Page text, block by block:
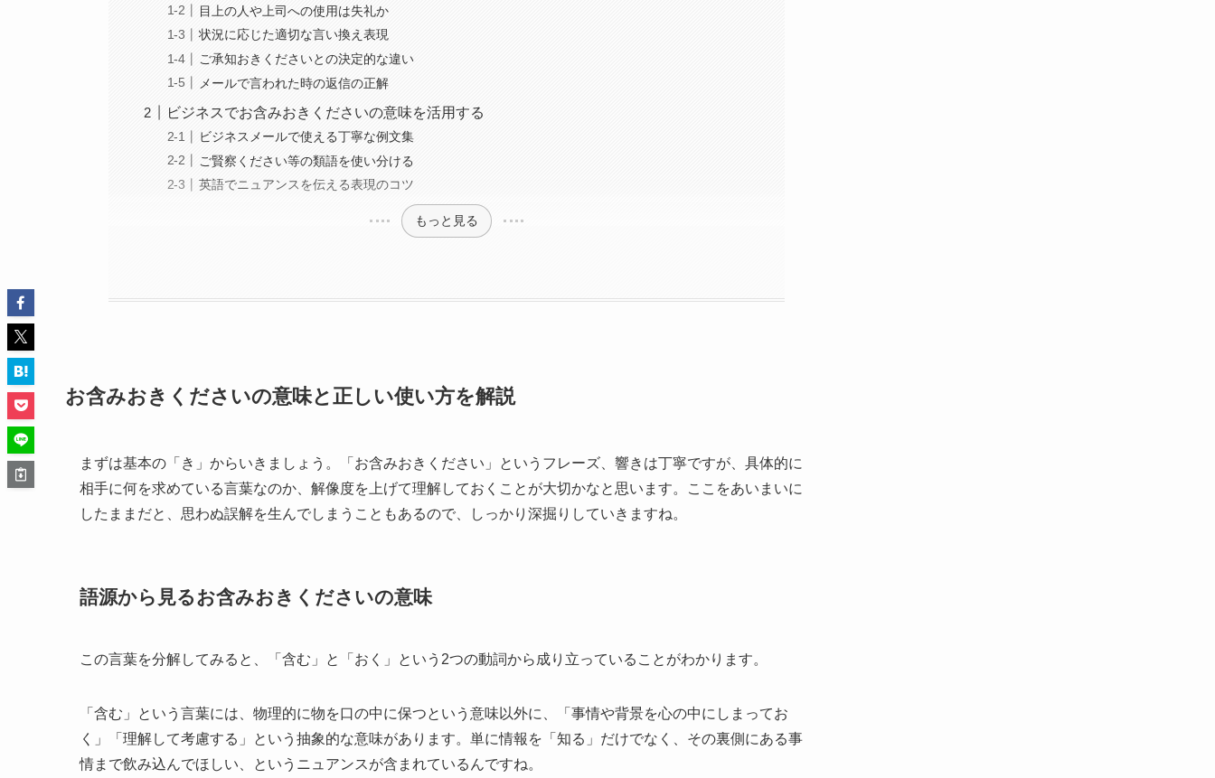
目上の人や上司への使用は失礼か
状況に応じた適切な言い換え表現
ご承知おきくださいとの決定的な違い
メールで言われた時の返信の正解
ビジネスでお含みおきくださいの意味を活用する
ビジネスメールで使える丁寧な例文集
ご賢察ください等の類語を使い分ける
英語でニュアンスを伝える表現のコツ
もっと見る
お含みおきくださいの意味と正しい使い方を解説
まずは基本の「き」からいきましょう。「お含みおきください」というフレーズ、響きは丁寧ですが、具体的に
相手に何を求めている言葉なのか、解像度を上げて理解しておくことが大切かなと思います。ここをあいまいに
したままだと、思わぬ誤解を生んでしまうこともあるので、しっかり深掘りしていきますね。
語源から見るお含みおきくださいの意味
この言葉を分解してみると、「含む」と「おく」という2つの動詞から成り立っていることがわかります。
「含む」という言葉には、物理的に物を口の中に保つという意味以外に、「事情や背景を心の中にしまってお
く」「理解して考慮する」という抽象的な意味があります。単に情報を「知る」だけでなく、その裏側にある事
情まで飲み込んでほしい、というニュアンスが含まれているんですね。